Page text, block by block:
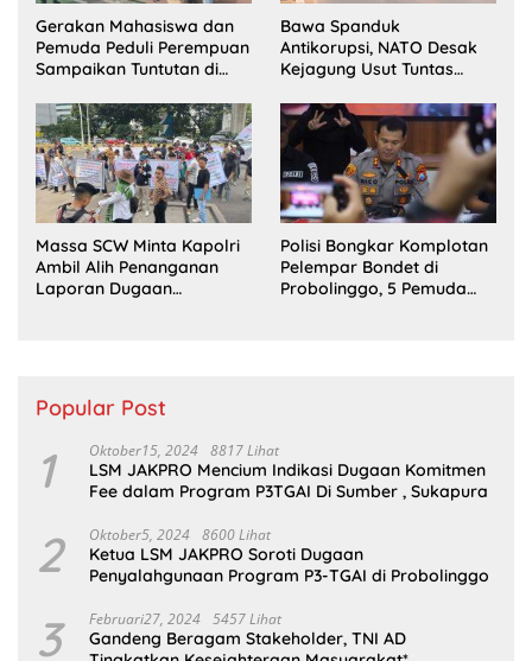
Gerakan Mahasiswa dan
Pemuda Peduli Perempuan
Sampaikan Tuntutan di
Bawa Spanduk
Antikorupsi, NATO Desak
Kejagung Usut Tuntas
Massa SCW Minta Kapolri
Ambil Alih Penanganan
Laporan Dugaan
Polisi Bongkar Komplotan
Pelempar Bondet di
Probolinggo, 5 Pemuda
Popular Post
1 Oktober15, 2024 8817 Lihat
LSM JAKPRO Mencium Indikasi Dugaan Komitmen
Fee dalam Program P3TGAI Di Sumber , Sukapura
2 Oktober5, 2024 8600 Lihat
Ketua LSM JAKPRO Soroti Dugaan
Penyalahgunaan Program P3-TGAI di Probolinggo
3 Februari27, 2024 5457 Lihat
Gandeng Beragam Stakeholder, TNI AD